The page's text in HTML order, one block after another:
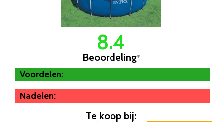
8.4
Beoordeling*
Voordelen:
Nadelen:
Te koop bij: